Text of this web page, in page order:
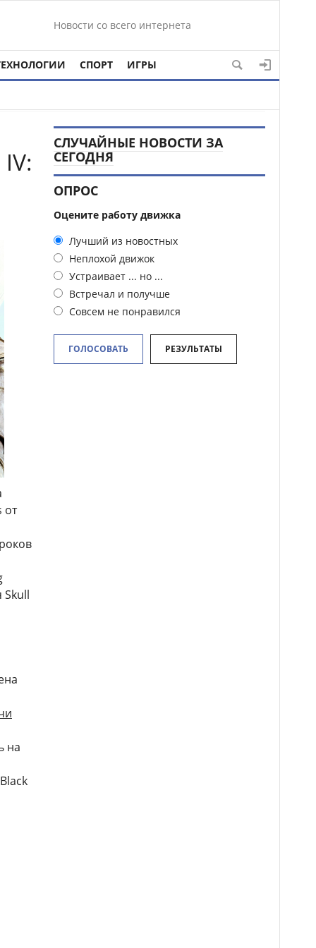
Новости со всего интернета
СПОРТ ИГРЫ
от
Skull
на
СЛУЧАЙНЫЕ НОВОСТИ ЗА
СЕГОДНЯ
ОПРОС
Оцените работу движка
Лучший из новостных
Неплохой движок
Устраивает ... но ...
Встречал и получше
Совсем не понравился
ГОЛОСОВАТЬ РЕЗУЛЬТАТЫ